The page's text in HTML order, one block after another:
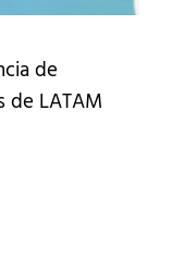
de
de LATAM